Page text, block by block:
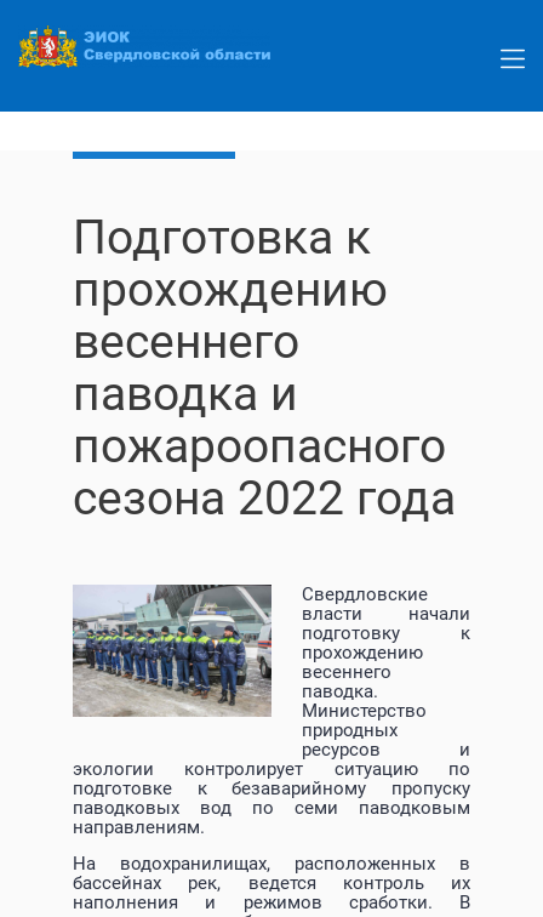
основному
Подготовка к
прохождению
весеннего
паводка и
пожароопасного
сезона 2022 года
Свердловские
власти начали
подготовку к
прохождению
весеннего
паводка.
Министерство
природных
ресурсов и
экологии контролирует ситуацию по
подготовке к безаварийному пропуску
паводковых вод по семи паводковым
направлениям.
На водохранилищах, расположенных в
бассейнах рек, ведется контроль их
наполнения и режимов сработки. В